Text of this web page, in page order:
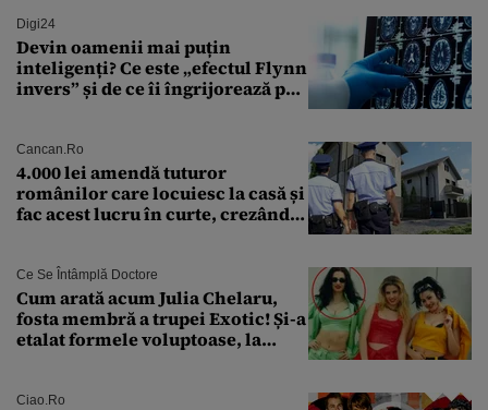
Digi24
Devin oamenii mai puțin
inteligenți? Ce este „efectul Flynn
invers” și de ce îi îngrijorează pe
Cancan.ro
4.000 lei amendă tuturor
românilor care locuiesc la casă și
fac acest lucru în curte, crezând
Ce Se Întâmplă Doctore
Cum arată acum Julia Chelaru,
fosta membră a trupei Exotic! Și-a
etalat formele voluptoase, la
Ciao.ro